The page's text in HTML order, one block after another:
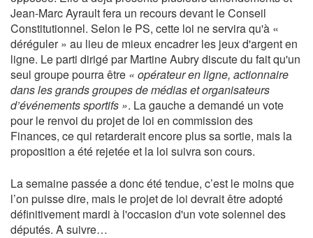
Jean-Marc Ayrault fera un recours devant le Conseil
Constitutionnel. Selon le PS, cette loi ne servira qu'à «
déréguler » au lieu de mieux encadrer les jeux d'argent en
ligne. Le parti dirigé par Martine Aubry discute du fait qu'un
seul groupe pourra être « opérateur en ligne, actionnaire
dans les grands groupes de médias et organisateurs
d’événements sportifs ». La gauche a demandé un vote
pour le renvoi du projet de loi en commission des
Finances, ce qui retarderait encore plus sa sortie, mais la
proposition a été rejetée et la loi suivra son cours.
La semaine passée a donc été tendue, c’est le moins que
l’on puisse dire, mais le projet de loi devrait être adopté
définitivement mardi à l'occasion d'un vote solennel des
députés. A suivre…